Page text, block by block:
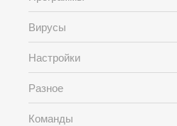
Вирусы
Настройки
Разное
Команды